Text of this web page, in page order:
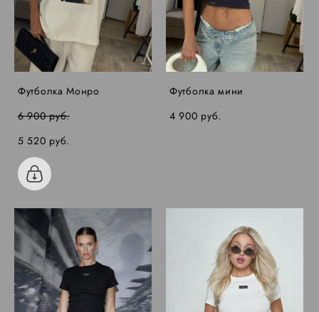
Футболка Монро
6 900 pуб.
5 520 pуб.
Футболка мини
4 900 pуб.